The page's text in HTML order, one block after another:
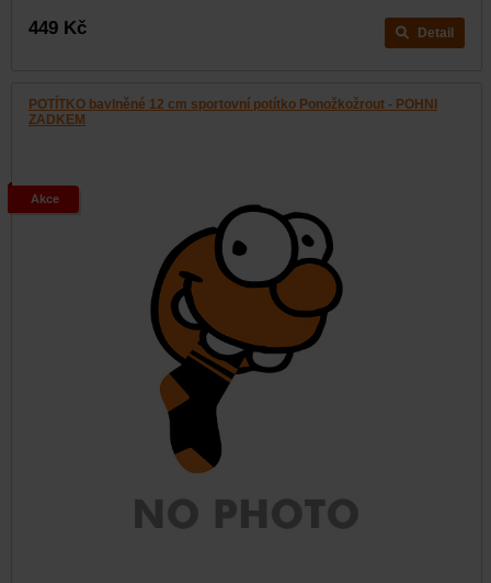
449 Kč Detail
POTÍTKO bavlněné 12 cm sportovní potítko Ponožkožrout - POHNI
ZADKEM
Akce